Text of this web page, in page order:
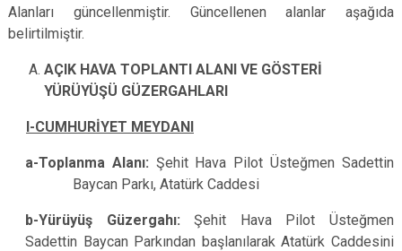
Alanları güncellenmiştir. Güncellenen alanlar aşağıda
belirtilmiştir.
AÇIK HAVA TOPLANTI ALANI VE GÖSTERİ
YÜRÜYÜŞÜ GÜZERGAHLARI
I-CUMHURİYET MEYDANI
a-Toplanma Alanı: Şehit Hava Pilot Üsteğmen Sadettin
Baycan Parkı, Atatürk Caddesi
b-Yürüyüş Güzergahı: Şehit Hava Pilot Üsteğmen
Sadettin Baycan Parkından başlanılarak Atatürk Caddesini